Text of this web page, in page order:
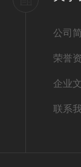
公司
荣誉
企业
联系